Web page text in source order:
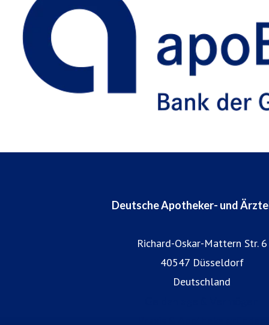
Deutsche Apotheker- und
Richard-Oskar-Mattern Str. 6
40547 Düsseldorf
Deutschland